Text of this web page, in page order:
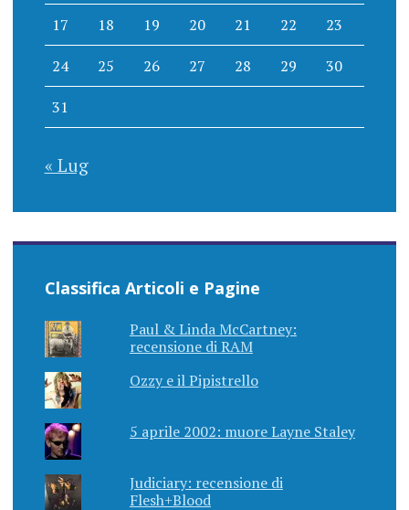
17 18 19 20 21 22 23
24 25 26 27 28 29 30
31
« Lug
Classifica Articoli e Pagine
Paul & Linda McCartney:
recensione di RAM
Ozzy e il Pipistrello
5 aprile 2002: muore Layne Staley
Judiciary: recensione di
Flesh+Blood